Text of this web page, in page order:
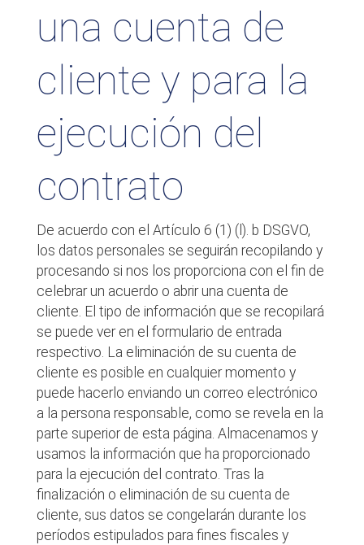
una cuenta de
cliente y para la
ejecución del
contrato
De acuerdo con el Artículo 6 (1) (l). b DSGVO,
los datos personales se seguirán recopilando y
procesando si nos los proporciona con el fin de
celebrar un acuerdo o abrir una cuenta de
cliente. El tipo de información que se recopilará
se puede ver en el formulario de entrada
respectivo. La eliminación de su cuenta de
cliente es posible en cualquier momento y
puede hacerlo enviando un correo electrónico
a la persona responsable, como se revela en la
parte superior de esta página. Almacenamos y
usamos la información que ha proporcionado
para la ejecución del contrato. Tras la
finalización o eliminación de su cuenta de
cliente, sus datos se congelarán durante los
períodos estipulados para fines fiscales y